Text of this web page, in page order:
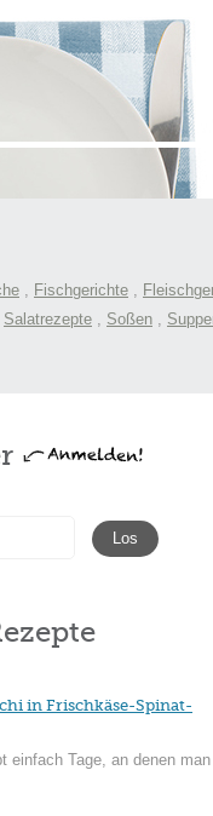
, Fischgerichte ,
Salatrezepte , Soßen ,
in Frischkäse-Spinat-
einfach Tage, an denen man